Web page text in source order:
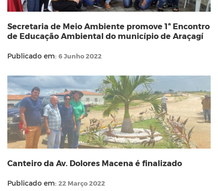
Secretaria de Meio Ambiente promove 1ª Encontro
de Educação Ambiental do município de Araçagí
Publicado em: 6 Junho 2022
Canteiro da Av. Dolores Macena é finalizado
Publicado em: 22 Março 2022